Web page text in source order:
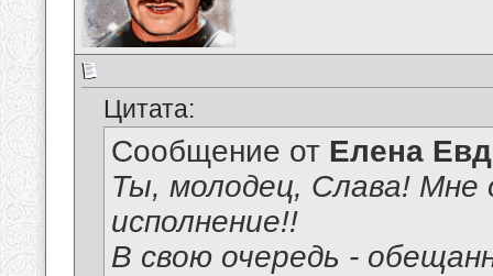
Цитата:
Сообщение от Елена
Ты, молодец, Слава! Мне
исполнение!!
В свою очередь -